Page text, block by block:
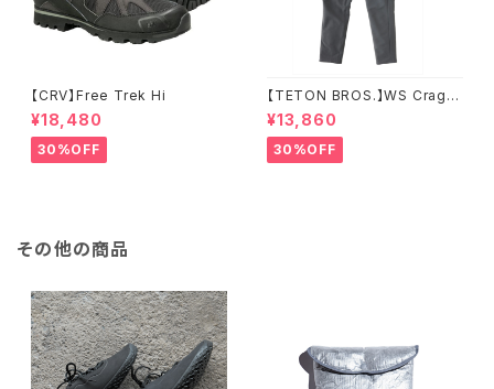
【CRV】Free Trek Hi
¥18,480
30%OFF
【TETON BROS.】WS Crag P
ant
¥13,860
30%OFF
その他の商品